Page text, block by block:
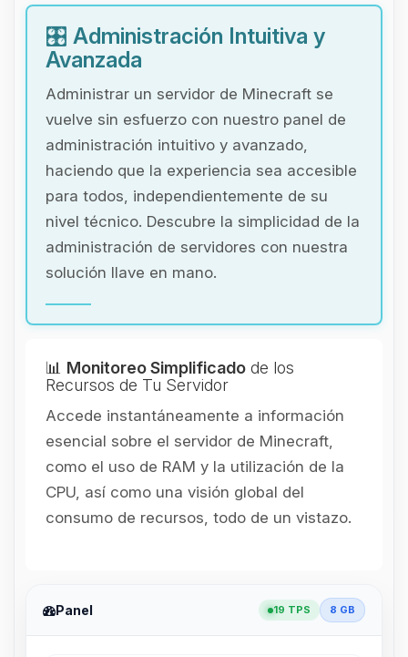
🎛️ Administración Intuitiva y
Avanzada
Administrar un servidor de Minecraft se
vuelve sin esfuerzo con nuestro panel de
administración intuitivo y avanzado,
haciendo que la experiencia sea accesible
para todos, independientemente de su
nivel técnico. Descubre la simplicidad de la
administración de servidores con nuestra
solución llave en mano.
📊 Monitoreo Simplificado de los
Recursos de Tu Servidor
Accede instantáneamente a información
esencial sobre el servidor de Minecraft,
como el uso de RAM y la utilización de la
CPU, así como una visión global del
consumo de recursos, todo de un vistazo.
Panel 19 TPS 8 GB
Yupi, por fin alguien con quien